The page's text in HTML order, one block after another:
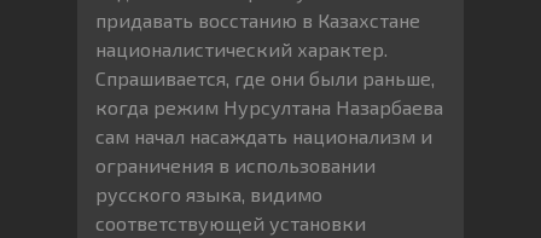
придавать восстанию в Казахстане
националистический характер.
Спрашивается, где они были раньше,
когда режим Нурсултана Назарбаева
сам начал насаждать национализм и
ограничения в использовании
русского языка, видимо
соответствующей установки